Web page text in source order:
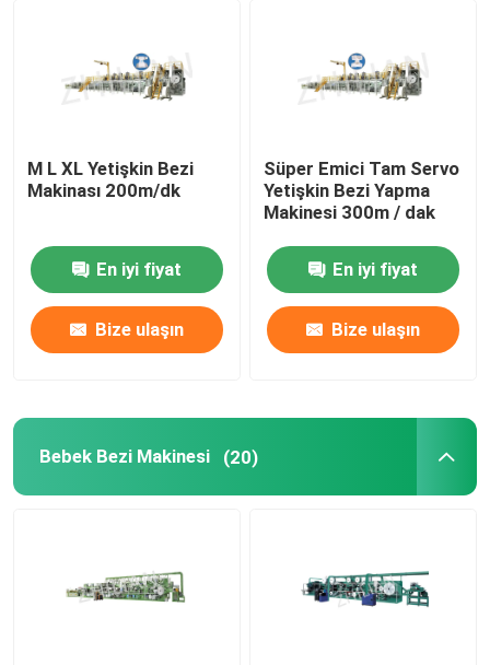
Pet Bebek Bezi Makinesi
Annelik Pedi Yapma Makinesi
Külot Astar Makinesi
Hemostatik Ped Makinası
M L XL Yetişkin Bezi
Makinası 200m/dk
En iyi fiyat
Bize ulaşın
Süper Emici Tam Servo
Yetişkin Bezi Yapma
Makinesi 300m / dak
En iyi fiyat
Bize ulaşın
Bebek Bezi Makinesi (20)